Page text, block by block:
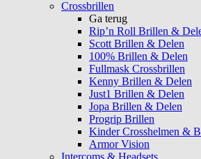
Crossbrillen
Ga terug
Rip’n Roll Brillen &
Scott Brillen & Delen
100% Brillen & Delen
Fullmask Crossbrillen
Kenny Brillen & Delen
Just1 Brillen & Delen
Jopa Brillen & Delen
Progrip Brillen
Kinder Crosshelmen &
Armor Vision
Intercoms & Headsets